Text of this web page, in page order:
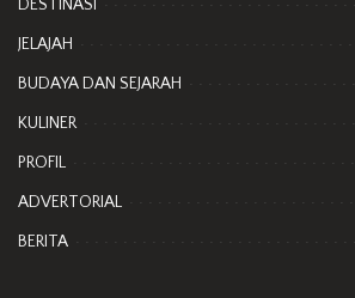
DESTINASI
JELAJAH
BUDAYA DAN SEJARAH
KULINER
PROFIL
ADVERTORIAL
BERITA